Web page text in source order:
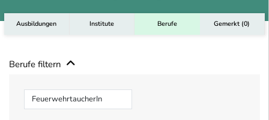
Ausbildungen Institute Berufe Gemerkt (0)
Berufe filtern
Beruf